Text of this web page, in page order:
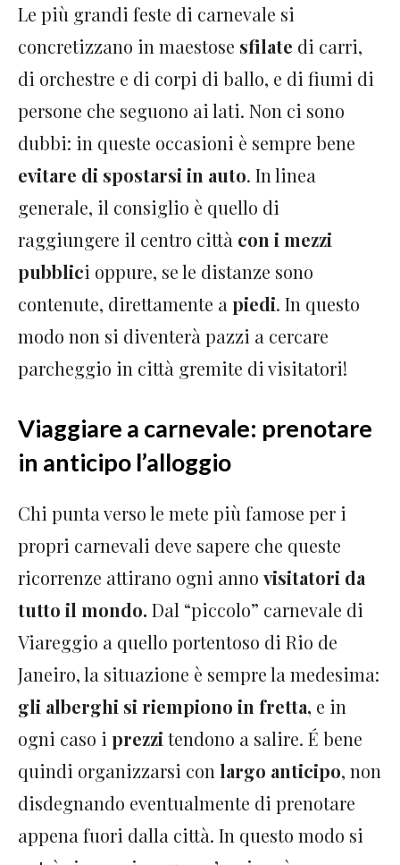
Le più grandi feste di carnevale si
concretizzano in maestose sfilate di carri,
di orchestre e di corpi di ballo, e di fiumi di
persone che seguono ai lati. Non ci sono
dubbi: in queste occasioni è sempre bene
evitare di spostarsi in auto. In linea
generale, il consiglio è quello di
raggiungere il centro città con i mezzi
pubblici oppure, se le distanze sono
contenute, direttamente a piedi. In questo
modo non si diventerà pazzi a cercare
parcheggio in città gremite di visitatori!
Viaggiare a carnevale: prenotare
in anticipo l’alloggio
Chi punta verso le mete più famose per i
propri carnevali deve sapere che queste
ricorrenze attirano ogni anno visitatori da
tutto il mondo. Dal “piccolo” carnevale di
Viareggio a quello portentoso di Rio de
Janeiro, la situazione è sempre la medesima:
gli alberghi si riempiono in fretta, e in
ogni caso i prezzi tendono a salire. É bene
quindi organizzarsi con largo anticipo, non
disdegnando eventualmente di prenotare
appena fuori dalla città. In questo modo si